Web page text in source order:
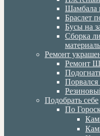
Шамбала
Браслет
Бусы на
Сборка
Ремонт
Ремонт
Порвался
Подобрать себе
По